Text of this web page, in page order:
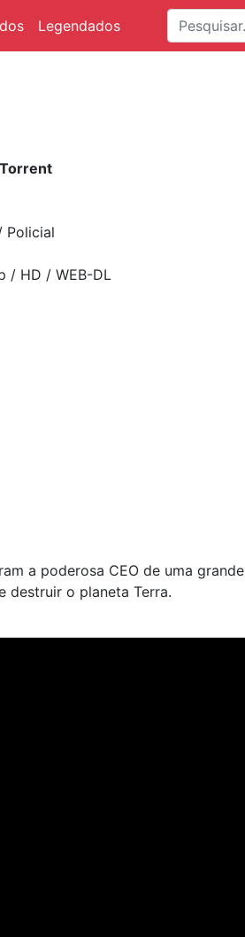
Legendados
Policial
/ HD / WEB-DL
a poderosa CEO de uma grande
destruir o planeta Terra.